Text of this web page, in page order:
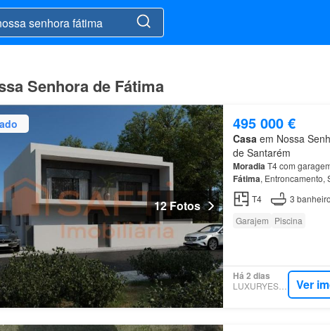
Senhora de Fátima
12 Fotos
495 000 €
Casaem Nossa
de Santarém
MoradiaT4 com
Fátima, Entroncamento,
Residencial Verde e
T4 3
Garajem Piscina
Há 2 dias
LUXURYESTATE Ver